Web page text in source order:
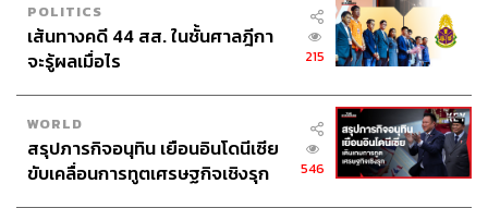
ABOUT THE AUTHOR
POLITICS
เส้นทางคดี 44 สส. ในชั้นศาลฎีกา
จะรู้ผลเมื่อไร
215
WORLD
สรุปภารกิจอนุทิน เยือนอินโดนีเซีย
ขับเคลื่อนการทูตเศรษฐกิจเชิงรุก
546